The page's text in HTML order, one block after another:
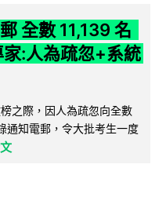
全數 11,139 名
:人為疏忽+系統
之際，因人為疏忽向全數
通知電郵，令大批考生一度